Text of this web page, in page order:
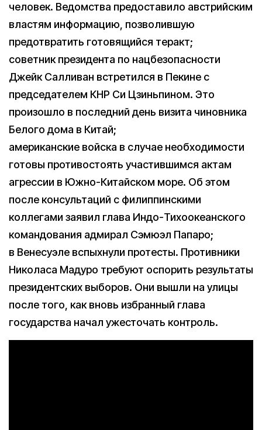
человек. Ведомства предоставило австрийским
властям информацию, позволившую
предотвратить готовящийся теракт;
советник президента по нацбезопасности
Джейк Салливан встретился в Пекине с
председателем КНР Си Цзиньпином. Это
произошло в последний день визита чиновника
Белого дома в Китай;
американские войска в случае необходимости
готовы противостоять участившимся актам
агрессии в Южно-Китайском море. Об этом
после консультаций с филиппинскими
коллегами заявил глава Индо-Тихоокеанского
командования адмирал Сэмюэл Папаро;
в Венесуэле вспыхнули протесты. Противники
Николаса Мадуро требуют оспорить результаты
президентских выборов. Они вышли на улицы
после того, как вновь избранный глава
государства начал ужесточать контроль.